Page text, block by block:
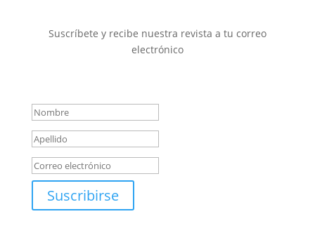
Suscríbete y recibe nuestra revista a tu correo
electrónico
Suscribirse